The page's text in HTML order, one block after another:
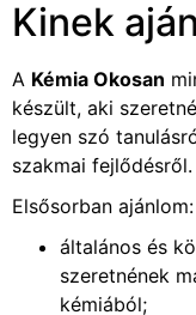
Kinek
A Kémia Okosan
készült, aki
legyen szó
szakmai fejlődésről.
Elsősorban ajánlom:
általános és
szeretnének
kémiából;